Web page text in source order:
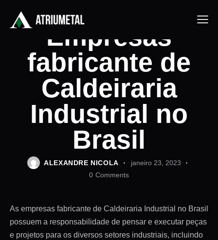
Empresas
fabricante de
Caldeiraria
Industrial no
Brasil
ALEXANDRE NICOLA
janeiro 23, 2023
0 Comments
As empresas fabricante de Caldeiraria Industrial no Brasil
possuem a responsabilidade de pensar e executar peças
e projetos para os diversos setores industriais, incluindo